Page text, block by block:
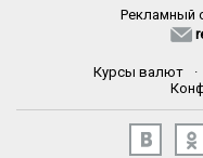
Рекламный
Курсы валют ·